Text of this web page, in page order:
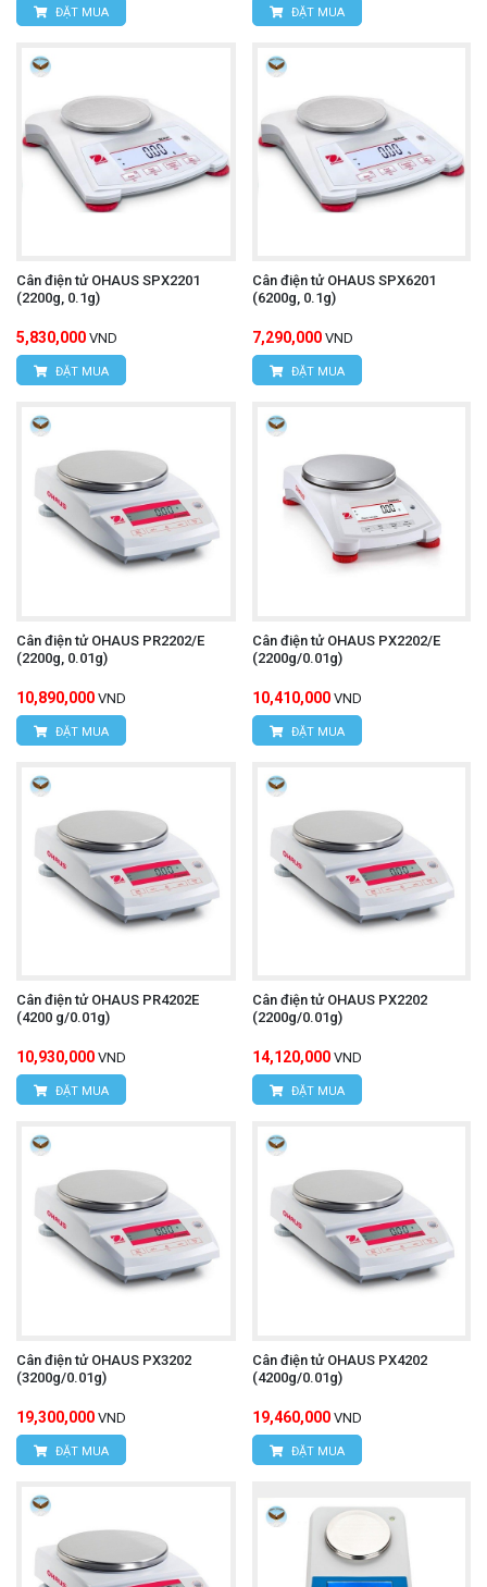
ĐẶT MUA ĐẶT MUA
Cân điện tử OHAUS SPX2201
(2200g, 0.1g)
5,830,000 VND
ĐẶT MUA
Cân điện tử OHAUS SPX6201
(6200g, 0.1g)
7,290,000 VND
ĐẶT MUA
Cân điện tử OHAUS PR2202/E
(2200g, 0.01g)
10,890,000 VND
ĐẶT MUA
Cân điện tử OHAUS PX2202/E
(2200g/0.01g)
10,410,000 VND
ĐẶT MUA
Cân điện tử OHAUS PR4202E
(4200 g/0.01g)
10,930,000 VND
ĐẶT MUA
Cân điện tử OHAUS PX2202
(2200g/0.01g)
14,120,000 VND
ĐẶT MUA
Cân điện tử OHAUS PX3202
(3200g/0.01g)
19,300,000 VND
ĐẶT MUA
Cân điện tử OHAUS PX4202
(4200g/0.01g)
19,460,000 VND
ĐẶT MUA